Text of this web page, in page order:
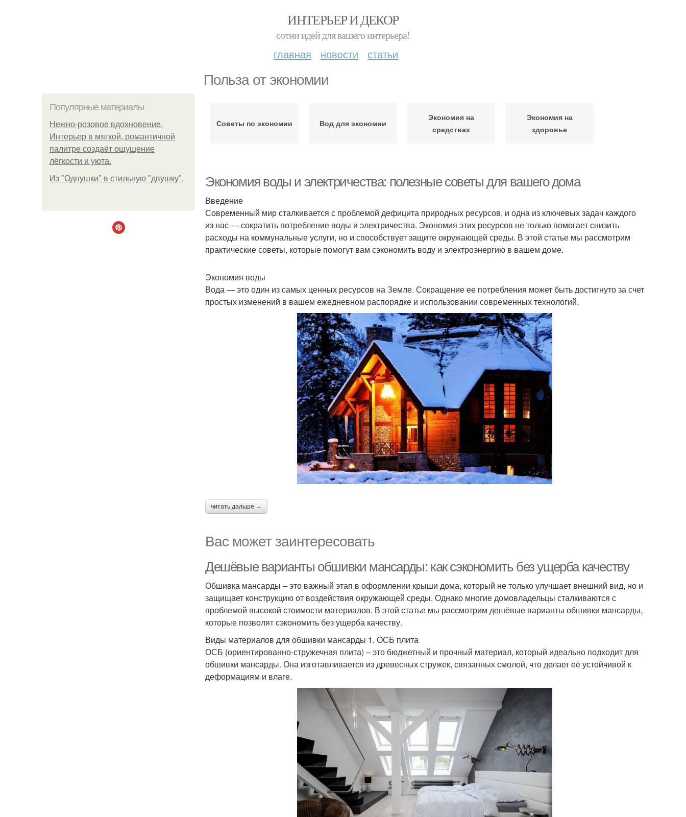
ИНТЕРЬЕР И ДЕКОР
сотни идей для вашего интерьера!
главная новости статьи
Польза от экономии
Популярные материалы
Нежно-розовое вдохновение.
Интерьер в мягкой, романтичной
палитре создаёт ощущение
лёгкости и уюта.
Из "Однушки" в стильную "двушку".
Советы по экономии Вод для экономии
Экономия на
средствах
Экономия на
здоровье
Экономия воды и электричества: полезные советы для вашего дома
Введение
Современный мир сталкивается с проблемой дефицита природных ресурсов, и одна из ключевых задач каждого
из нас — сократить потребление воды и электричества. Экономия этих ресурсов не только помогает снизить
расходы на коммунальные услуги, но и способствует защите окружающей среды. В этой статье мы рассмотрим
практические советы, которые помогут вам сэкономить воду и электроэнергию в вашем доме.
Экономия воды
Вода — это один из самых ценных ресурсов на Земле. Сокращение ее потребления может быть достигнуто за счет
простых изменений в вашем ежедневном распорядке и использовании современных технологий.
читать дальше →
Вас может заинтересовать
Дешёвые варианты обшивки мансарды: как сэкономить без ущерба качеству
Обшивка мансарды – это важный этап в оформлении крыши дома, который не только улучшает внешний вид, но и
защищает конструкцию от воздействия окружающей среды. Однако многие домовладельцы сталкиваются с
проблемой высокой стоимости материалов. В этой статье мы рассмотрим дешёвые варианты обшивки мансарды,
которые позволят сэкономить без ущерба качеству.
Виды материалов для обшивки мансарды 1. ОСБ плита
ОСБ (ориентированно-стружечная плита) – это бюджетный и прочный материал, который идеально подходит для
обшивки мансарды. Она изготавливается из древесных стружек, связанных смолой, что делает её устойчивой к
деформациям и влаге.